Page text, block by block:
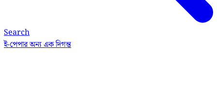
Search
ই-পেপারঅন্য এক দিগন্ত